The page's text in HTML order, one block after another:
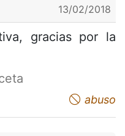
13/02/2018
gracias por la
abuso